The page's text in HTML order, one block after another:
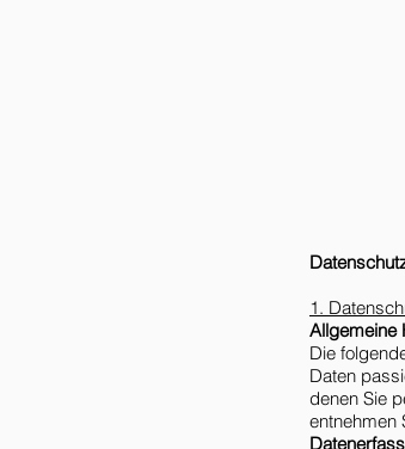
1.
Allgemeine
Die
Daten
denen Sie
entnehmen